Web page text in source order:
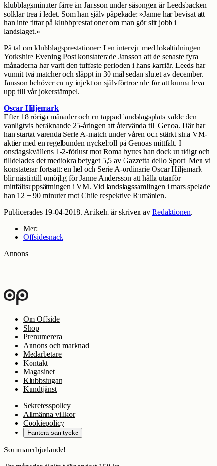
klubblagsminuter färre än Jansson under säsongen är Leedsbacken
solklar trea i ledet. Som han själv påpekade: »Janne har bevisat att
han inte tittar på klubbprestationer om man gör sitt jobb i
landslaget.«
På tal om klubblagsprestationer: I en intervju med lokaltidningen
Yorkshire Evening Post konstaterade Jansson att de senaste fyra
månaderna har varit den tuffaste perioden i hans karriär. Leeds har
vunnit två matcher och släppt in 30 mål sedan slutet av december.
Jansson behöver en ny injektion självförtroende för att kunna leva
upp till vår jokerstämpel.
Oscar Hiljemark
Efter 18 röriga månader och en tappad landslagsplats valde den
vanligtvis beräknande 25-åringen att återvända till Genoa. Där har
han startat varenda Serie A-match under våren och stärkt sina VM-
aktier med en regelbunden nyckelroll på Genoas mittfält. I
onsdagskvällens 1-2-förlust mot Roma byttes han dock ut tidigt och
tilldelades det mediokra betyget 5,5 av Gazzetta dello Sport. Men vi
konstaterar fortsatt: en hel och Serie A-ordinarie Oscar Hiljemark
blir nästintill omöjlig för Janne Andersson att hålla utanför
mittfältsuppsättningen i VM. Vid landslagssamlingen i mars spelade
han 12 + 90 minuter mot Chile respektive Rumänien.
Publicerades 19-04-2018. Artikeln är skriven av Redaktionen.
Mer:
Offsidesnack
Annons
Om Offside
Shop
Prenumerera
Annons och marknad
Medarbetare
Kontakt
Magasinet
Klubbstugan
Kundtjänst
Sekretesspolicy
Allmänna villkor
Cookiepolicy
Hantera samtycke
Sommarerbjudande!